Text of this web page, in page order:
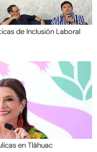
de Inclusión Laboral
en Tláhuac